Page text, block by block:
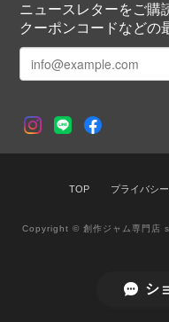
ストロベリーペッパージャ
本当にシュトーレンをその
みかんと
ニュースレターをご購
クーポンコードなどの
TOP プライバシ
Copyright © 創作ジャム専門店
シ